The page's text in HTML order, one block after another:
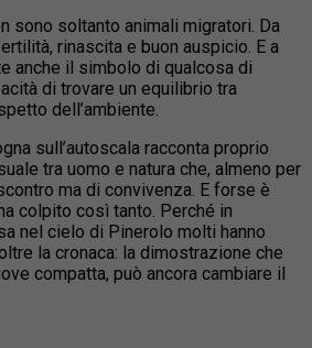
sono soltanto animali migratori. Da
rinascita e buon auspicio. E a
anche il simbolo di qualcosa di
di trovare un equilibrio tra
dell’ambiente.
sull’autoscala racconta proprio
tra uomo e natura che, almeno per
ma di convivenza. E forse è
colpito così tanto. Perché in
nel cielo di Pinerolo molti hanno
la cronaca: la dimostrazione che
compatta, può ancora cambiare il